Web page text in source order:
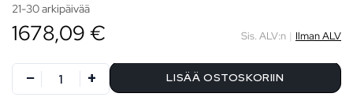
21-30 arkipäivää
1678,09 € Sis. ALV:n | Ilman ALV
LISÄÄ OSTOSKORIIN